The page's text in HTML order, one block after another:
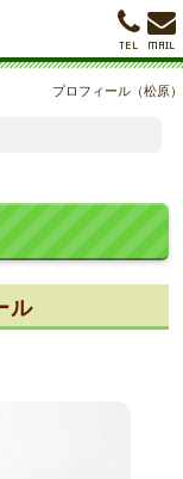
プロフィール（松原）
ル
MAIL
TEL